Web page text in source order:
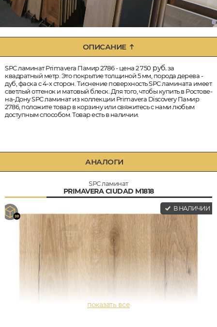
ОПИСАНИЕ
SPC ламинат Primavera Памир 2786 - цена 2 750 руб.за
квадратный метр. Это покрытие толщиной 5 мм, порода дерева -
дуб, фаска с 4-х сторон. Тиснение поверхность SPC ламината имеет
светлый оттенок и матовый блеск. Для того, чтобы купить в Ростове-
на-Дону SPC ламинат из коллекции Primavera Discovery Памир
2786, положите товар в корзину или свяжитесь с нами любым
доступным способом. Товар есть в наличии.
АНАЛОГИ
SPC ламинат
PRIMAVERA CIUDAD M1818
В НАЛИЧИИ